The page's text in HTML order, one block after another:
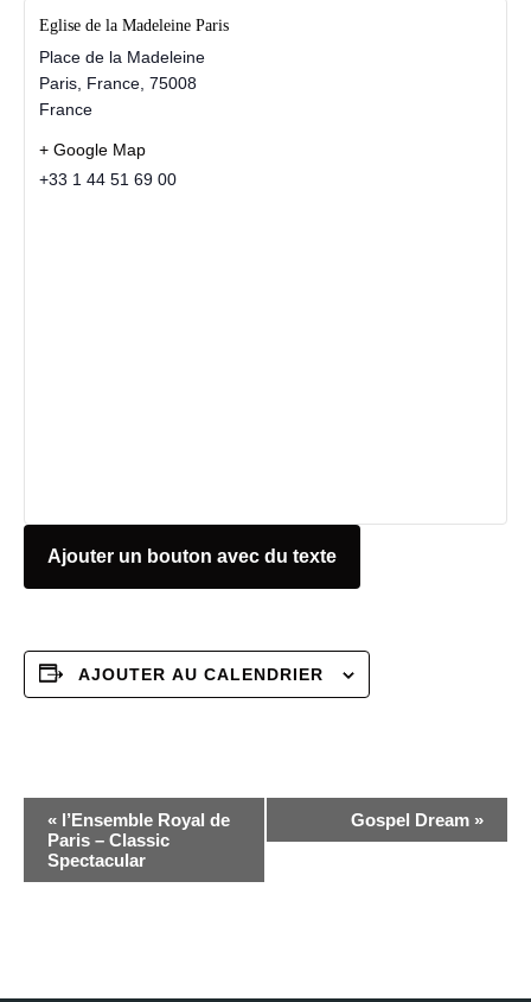
Eglise de la Madeleine Paris
Place de la Madeleine
Paris, France 75008
France
+ Google Map
+33 1 44 51 69 00
Ajouter un bouton avec du texte
AJOUTER AU CALENDRIER
a
i
« l’Ensemble Royal de
Paris – Classic
Spectacular
Gospel Dream »